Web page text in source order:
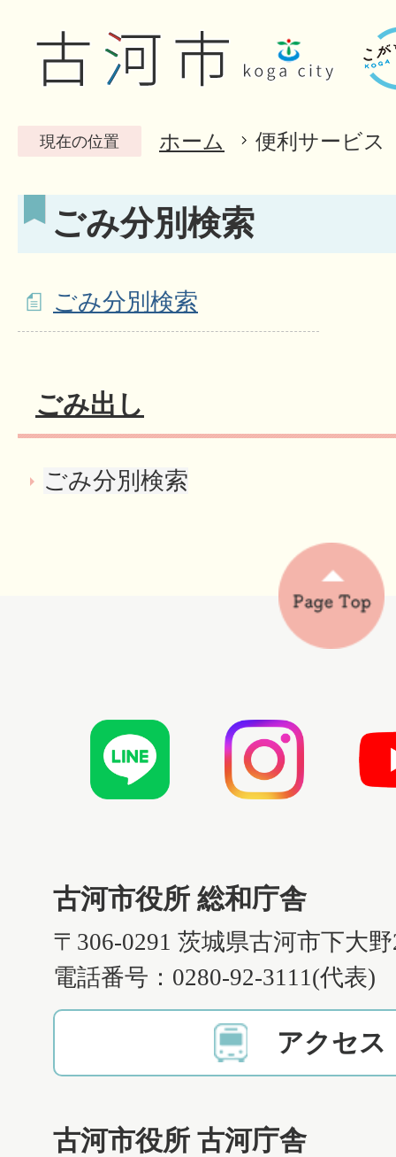
現在の位置 ホーム 便利サービス
ごみ分別検索
ごみ分別検索
ごみ出し
ごみ分別検索
古河市役所 総和庁舎
〒306-0291 茨城県古河市下大
電話番号：0280-92-3111(代表)
アクセス
古河市役所 古河庁舎